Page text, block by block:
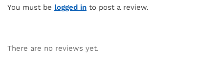
You must be logged in to post a review.
There are no reviews yet.